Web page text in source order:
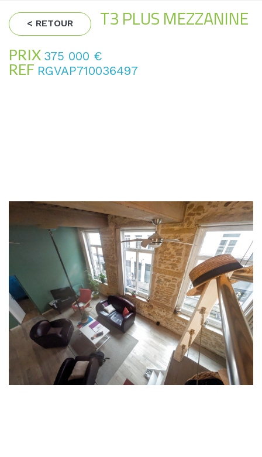
< RETOUR T3 PLUS MEZZANINE
PRIX 375 000 €
REF RGVAP710036497